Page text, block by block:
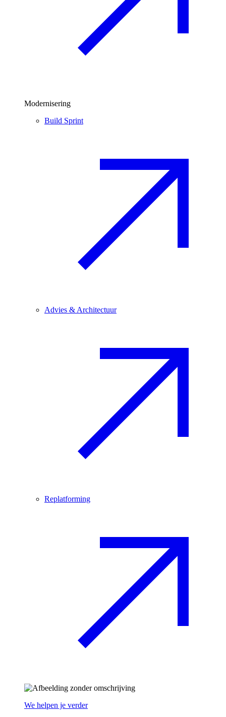
Modernisering
Build Sprint
Advies & Architectuur
Replatforming
We helpen je verder